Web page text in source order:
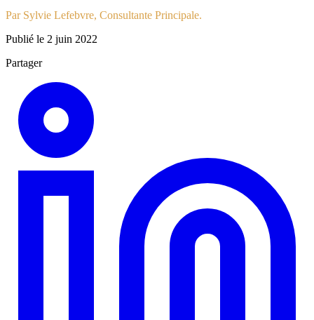
Par Sylvie Lefebvre, Consultante Principale.
Publié le 2 juin 2022
Partager